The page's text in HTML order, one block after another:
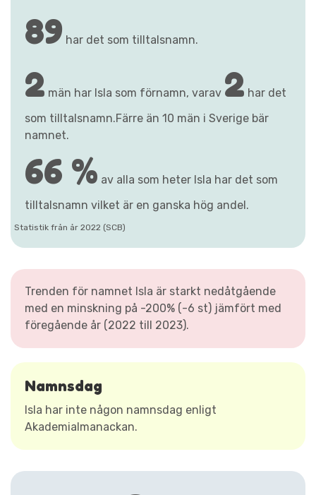
89 har det som tilltalsnamn.
2 män har Isla som förnamn, varav 2 har det
som tilltalsnamn.Färre än 10 män i Sverige bär
namnet.
66 % av alla som heter Isla har det som
tilltalsnamn vilket är en ganska hög andel.
Statistik från år 2022 (SCB)
Trenden för namnet Isla är starkt nedåtgående
med en minskning på -200% (-6 st) jämfört med
föregående år (2022 till 2023).
Namnsdag
Isla har inte någon namnsdag enligt
Akademialmanackan.